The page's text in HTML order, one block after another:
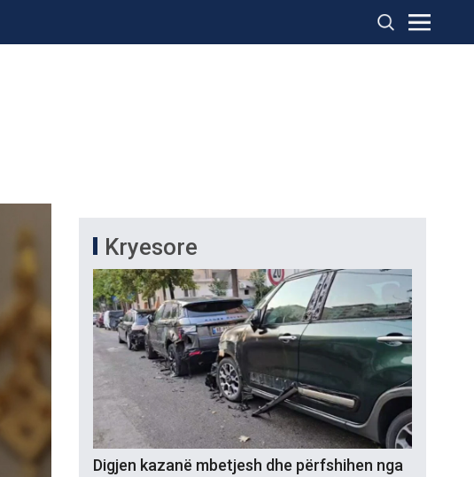
Kryesore
Digjen kazanë mbetjesh dhe përfshihen nga